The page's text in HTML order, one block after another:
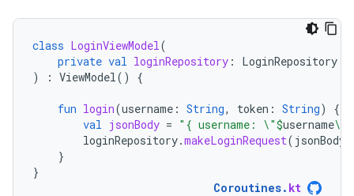
class LoginViewModel(
private val loginRepository :
LoginRepository
)
: ViewModel() {
fun login(username : String, token : String)
{
val jsonBody = "{ username: \"$username\",
loginRepository.makeLoginRequest( jsonBody
}
}
Coroutines. kt